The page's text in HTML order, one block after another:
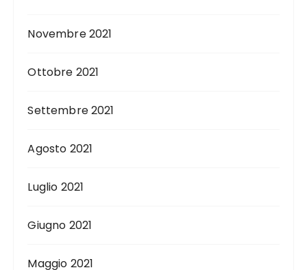
Novembre 2021
Ottobre 2021
Settembre 2021
Agosto 2021
Luglio 2021
Giugno 2021
Maggio 2021